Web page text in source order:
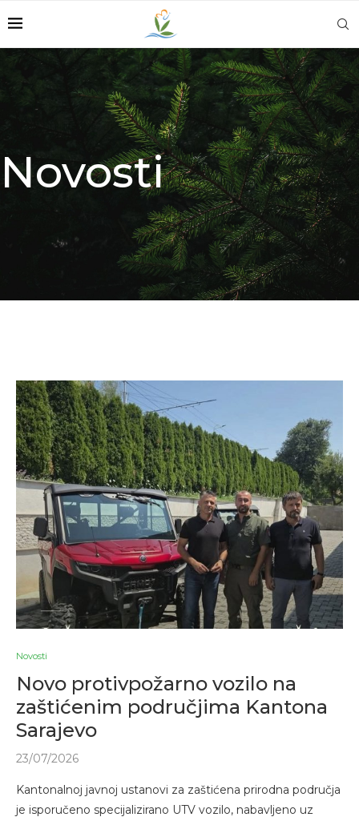
Novosti
Novosti
Novo protivpožarno vozilo na
zaštićenim područjima Kantona
Sarajevo
23/07/2026
Kantonalnoj javnoj ustanovi za zaštićena prirodna područja
je isporučeno specijalizirano UTV vozilo, nabavljeno uz